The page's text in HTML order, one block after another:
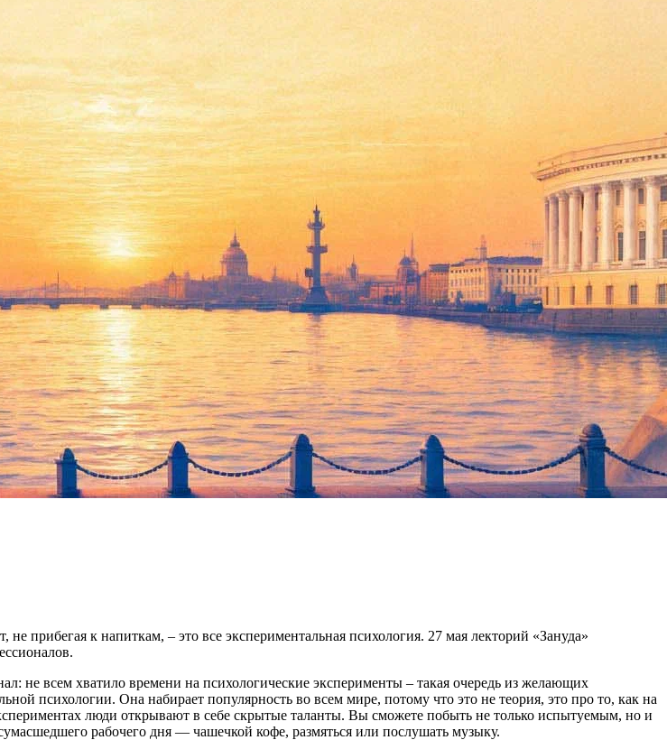
эксперимент
прибегая к напиткам, – это все экспериментальная психология. 27 мая лекторий «Зануда»
не всем хватило времени на психологические эксперименты – такая очередь из желающих
психологии. Она набирает популярность во всем мире, потому что это не теория, это про то, как на
люди открывают в себе скрытые таланты. Вы сможете побыть не только испытуемым, но и
рабочего дня — чашечкой кофе, размяться или послушать музыку.